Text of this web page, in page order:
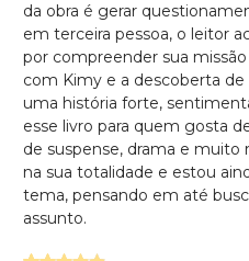
da obra é gerar
em terceira pessoa, o leitor
por compreender sua
com Kimy e a descoberta
uma história forte,
esse livro para quem gosta
de suspense, drama e muito
na sua totalidade e estou
tema, pensando em até
assunto.